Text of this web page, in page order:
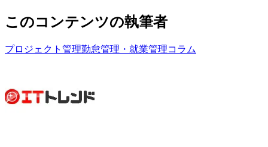
このコンテンツの執筆者
プロジェクト管理勤怠管理・就業管理コラム